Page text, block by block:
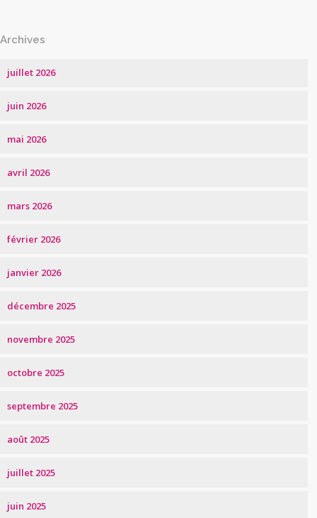
Archives
juillet 2026
juin 2026
mai 2026
avril 2026
mars 2026
février 2026
janvier 2026
décembre 2025
novembre 2025
octobre 2025
septembre 2025
août 2025
juillet 2025
juin 2025